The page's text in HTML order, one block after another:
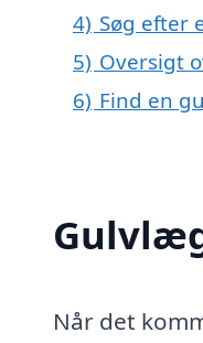
4) Søg efter
5) Oversigt
6) Find en
Når det